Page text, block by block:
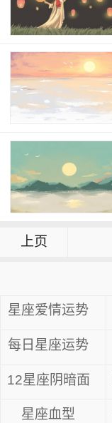
上页
星座爱情运势
每日星座运势
12星座阴暗面
星座血型